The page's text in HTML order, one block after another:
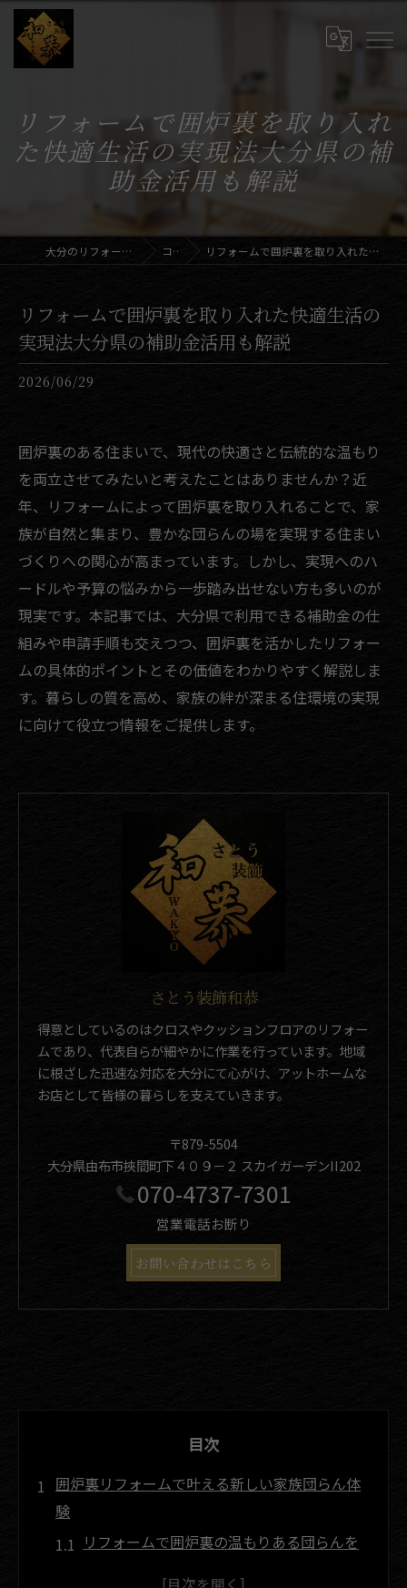
リフォームで囲炉裏を取り入れ
た快適生活の実現法大分県の補
助金活用も解説
大分のリフォームならさとう装飾和恭 コラム リフォームで囲炉裏を取り入れた快適生活の実現法大分県の補助金活用も解説
リフォームで囲炉裏を取り入れた快適生活の
実現法大分県の補助金活用も解説
2026/06/29
囲炉裏のある住まいで、現代の快適さと伝統的な温もり
を両立させてみたいと考えたことはありませんか？近
年、リフォームによって囲炉裏を取り入れることで、家
族が自然と集まり、豊かな団らんの場を実現する住まい
づくりへの関心が高まっています。しかし、実現へのハ
ードルや予算の悩みから一歩踏み出せない方も多いのが
現実です。本記事では、大分県で利用できる補助金の仕
組みや申請手順も交えつつ、囲炉裏を活かしたリフォー
ムの具体的ポイントとその価値をわかりやすく解説しま
す。暮らしの質を高め、家族の絆が深まる住環境の実現
に向けて役立つ情報をご提供します。
さとう装飾和恭
得意としているのはクロスやクッションフロアのリフォー
ムであり、代表自らが細やかに作業を行っています。地域
に根ざした迅速な対応を大分にて心がけ、アットホームな
お店として皆様の暮らしを支えていきます。
〒879-5504
大分県由布市挾間町下４０９－２ スカイガーデンII202
070-4737-7301
営業電話お断り
お問い合わせはこちら
目次
囲炉裏リフォームで叶える新しい家族団らん体
験
リフォームで囲炉裏の温もりある団らんを